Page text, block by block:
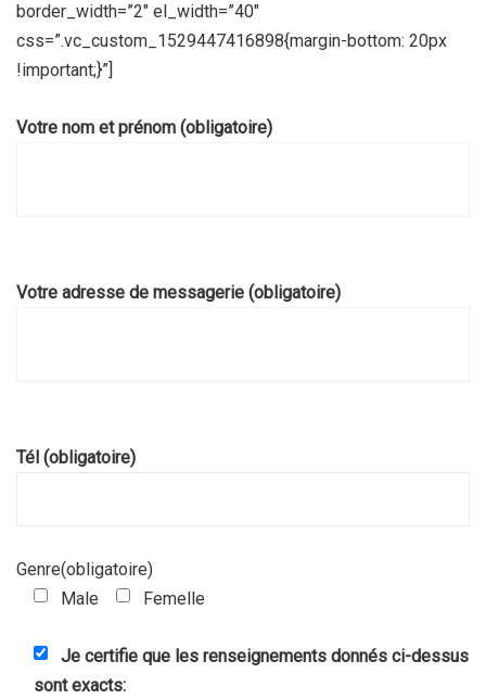
border_width=”2″ el_width=”40″
css=”.vc_custom_1529447416898{margin-bottom: 20px
!important;}”]
Votre nom et prénom (obligatoire)
Votre adresse de messagerie (obligatoire)
Tél (obligatoire)
Genre(obligatoire)
Male
Femelle
Je certifie que les renseignements donnés ci-dessus
sont exacts: